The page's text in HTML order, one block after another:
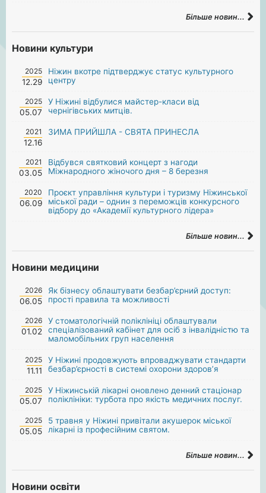
Більше новин...
Новини культури
2025
12.29
Ніжин вкотре підтверджує статус культурного
центру
2025
05.07
У Ніжині відбулися майстер-класи від
чернігівських митців.
2021
12.16
ЗИМА ПРИЙШЛА - СВЯТА ПРИНЕСЛА
2021
03.05
Відбувся святковий концерт з нагоди
Міжнародного жіночого дня – 8 березня
2020
06.09
Проєкт управління культури і туризму Ніжинської
міської ради – однин з переможців конкурсного
відбору до «Академії культурного лідера»
Більше новин...
Новини медицини
2026
06.05
Як бізнесу облаштувати безбар’єрний доступ:
прості правила та можливості
2026
01.02
У стоматологічній поліклініці облаштували
спеціалізований кабінет для осіб з інвалідністю та
маломобільних груп населення
2025
11.11
У Ніжині продовжують впроваджувати стандарти
безбар’єрності в системі охорони здоров’я
2025
05.07
У Ніжинській лікарні оновлено денний стаціонар
поліклініки: турбота про якість медичних послуг.
2025
05.05
5 травня у Ніжині привітали акушерок міської
лікарні із професійним святом.
Більше новин...
Новини освіти